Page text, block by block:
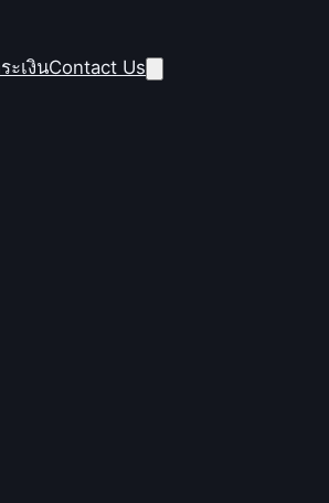
ะเงินContact Us